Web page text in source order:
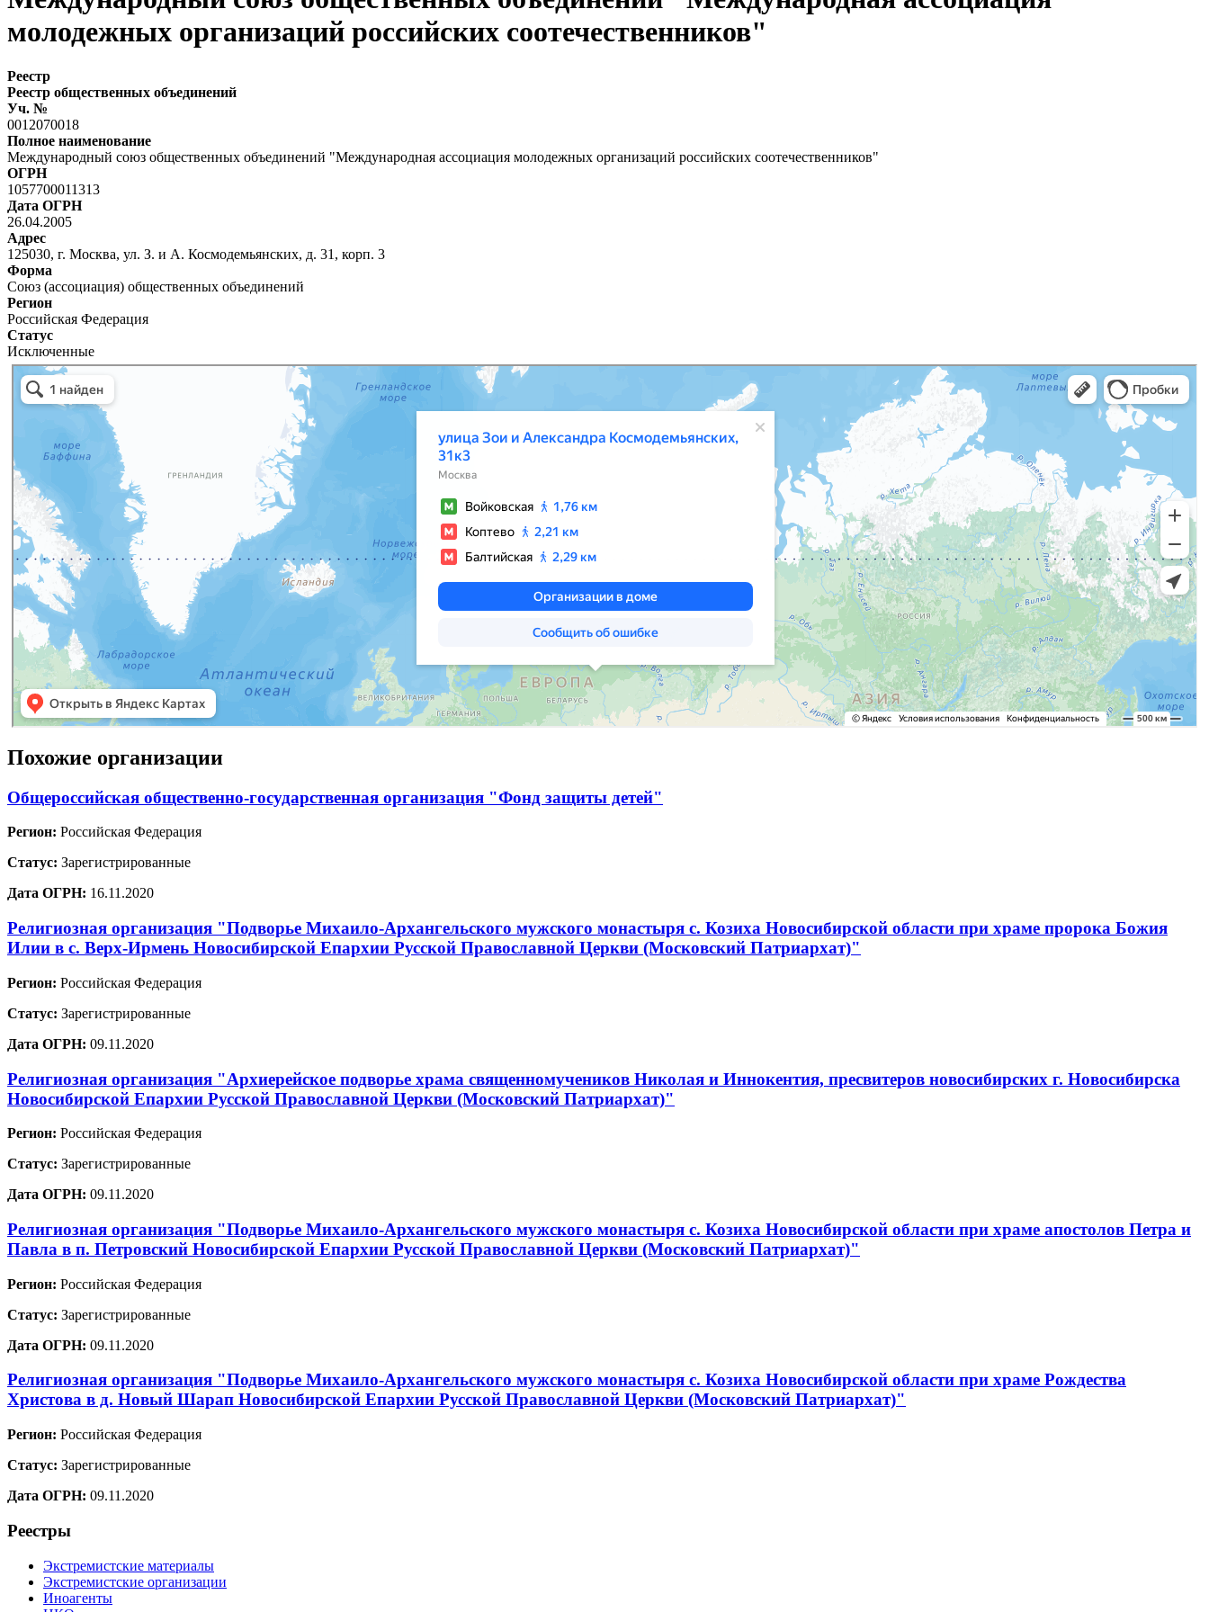
молодежных организаций российских соотечественников"
Реестр
Реестр общественных объединений
Уч. №
0012070018
Полное наименование
Международный союз общественных объединений "Международная ассоциация молодежных организаций российских соотечественников"
ОГРН
1057700011313
Дата ОГРН
26.04.2005
Адрес
125030, г. Москва, ул. З. и А. Космодемьянских, д. 31, корп. 3
Форма
Союз (ассоциация) общественных объединений
Регион
Российская Федерация
Статус
Исключенные
Похожие организации
Общероссийская общественно-государственная организация "Фонд защиты детей"
Регион: Российская Федерация
Статус: Зарегистрированные
Дата ОГРН: 16.11.2020
Религиозная организация "Подворье Михаило-Архангельского мужского монастыря с. Козиха Новосибирской области при храме пророка Божия
Илии в с. Верх-Ирмень Новосибирской Епархии Русской Православной Церкви (Московский Патриархат)"
Регион: Российская Федерация
Статус: Зарегистрированные
Дата ОГРН: 09.11.2020
Религиозная организация "Архиерейское подворье храма священномучеников Николая и Иннокентия, пресвитеров новосибирских г. Новосибирска
Новосибирской Епархии Русской Православной Церкви (Московский Патриархат)"
Регион: Российская Федерация
Статус: Зарегистрированные
Дата ОГРН: 09.11.2020
Религиозная организация "Подворье Михаило-Архангельского мужского монастыря с. Козиха Новосибирской области при храме апостолов Петра и
Павла в п. Петровский Новосибирской Епархии Русской Православной Церкви (Московский Патриархат)"
Регион: Российская Федерация
Статус: Зарегистрированные
Дата ОГРН: 09.11.2020
Религиозная организация "Подворье Михаило-Архангельского мужского монастыря с. Козиха Новосибирской области при храме Рождества
Христова в д. Новый Шарап Новосибирской Епархии Русской Православной Церкви (Московский Патриархат)"
Регион: Российская Федерация
Статус: Зарегистрированные
Дата ОГРН: 09.11.2020
Реестры
Экстремистские материалы
Экстремистские организации
Иноагенты